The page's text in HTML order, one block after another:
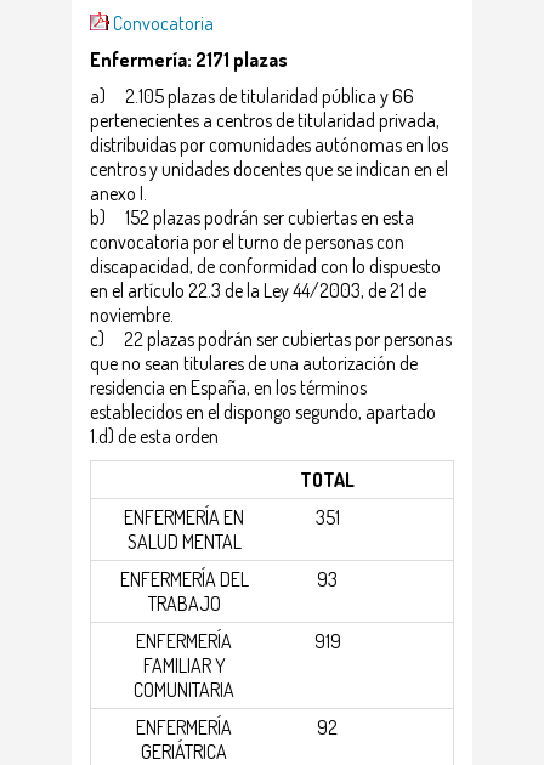
Convocatoria
Enfermería: 2171 plazas
a) 2.105 plazas de titularidad pública y 66
pertenecientes a centros de titularidad privada,
distribuidas por comunidades autónomas en los
centros y unidades docentes que se indican en el
anexo I.
b) 152 plazas podrán ser cubiertas en esta
convocatoria por el turno de personas con
discapacidad, de conformidad con lo dispuesto
en el artículo 22.3 de la Ley 44/2003, de 21 de
noviembre.
c) 22 plazas podrán ser cubiertas por personas
que no sean titulares de una autorización de
residencia en España, en los términos
establecidos en el dispongo segundo, apartado
1.d) de esta orden
TOTAL
ENFERMERÍA EN
SALUD MENTAL
351
ENFERMERÍA DEL
TRABAJO
93
ENFERMERÍA
FAMILIAR Y
COMUNITARIA
919
ENFERMERÍA
GERIÁTRICA
92